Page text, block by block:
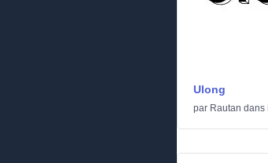
Ulong
par Rautan dans